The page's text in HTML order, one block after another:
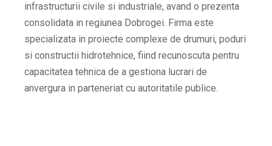
infrastructurii civile si industriale, avand o prezenta
consolidata in regiunea Dobrogei. Firma este
specializata in proiecte complexe de drumuri, poduri
si constructii hidrotehnice, fiind recunoscuta pentru
capacitatea tehnica de a gestiona lucrari de
anvergura in parteneriat cu autoritatile publice.